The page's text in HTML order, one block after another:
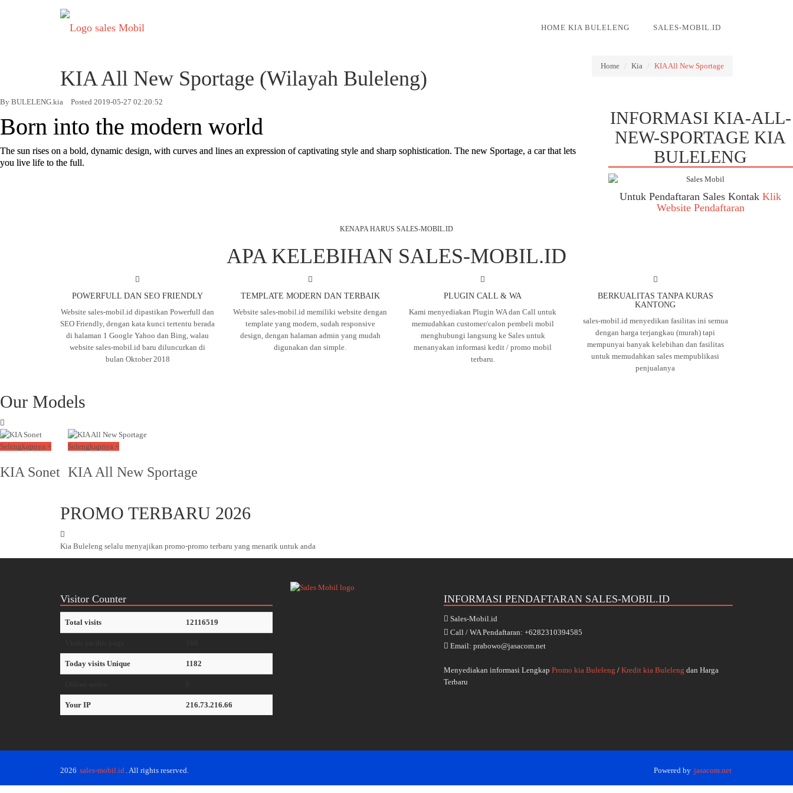
HOME KIA BULELENG SALES-MOBIL.ID
KIA All New Sportage (Wilayah Buleleng)
Home Kia KIA All New Sportage
By BULELENG.kia Posted 2019-05-27 02:20:52
Born into the modern world
The sun rises on a bold, dynamic design, with curves and lines an expression of captivating style and sharp sophistication. The new Sportage, a car that lets
you live life to the full.
INFORMASI KIA-ALL-
NEW-SPORTAGE KIA
BULELENG
Untuk Pendaftaran Sales KontakKlik
Website Pendaftaran
KENAPA HARUS SALES-MOBIL.ID
APA KELEBIHAN SALES-MOBIL.ID
POWERFULL DAN SEO FRIENDLY
Website sales-mobil.id dipastikan Powerfull dan
SEO Friendly, dengan kata kunci tertentu berada
di halaman 1 Google Yahoo dan Bing, walau
website sales-mobil.id baru diluncurkan di
bulan Oktober 2018
TEMPLATE MODERN DAN TERBAIK
Website sales-mobil.id memiliki website dengan
template yang modern, sudah responsive
design, dengan halaman admin yang mudah
digunakan dan simple.
PLUGIN CALL & WA
Kami menyediakan Plugin WA dan Call untuk
memudahkan customer/calon pembeli mobil
menghubungi langsung ke Sales untuk
menanyakan informasi kedit / promo mobil
terbaru.
BERKUALITAS TANPA KURAS
KANTONG
sales-mobil.id menyedikan fasilitas ini semua
dengan harga terjangkau (murah) tapi
mempunyai banyak kelebihan dan fasilitas
untuk memudahkan sales mempublikasi
penjualanya
Our Models
Selengkapnya +
KIA Sonet
Selengkapnya +
KIA All New Sportage
PROMO TERBARU 2026
Kia Buleleng selalu menyajikan promo-promo terbaru yang menarik untuk anda
Visitor Counter
Total visits 12116519
Today visits Unique 1182
Your IP 216.73.216.66
INFORMASI PENDAFTARAN SALES-MOBIL.ID
Sales-Mobil.id
Call / WA Pendaftaran: +6282310394585
Email: prabowo@jasacom.net
Menyediakan informasi Lengkap Promo kia Buleleng / Kredit kia Buleleng dan Harga
Terbaru
2026 sales-mobil.id . All rights reserved. Powered by jasacom.net